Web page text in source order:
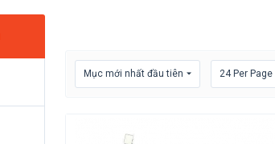
Mục mới nhất đầu tiên 24 Per Page